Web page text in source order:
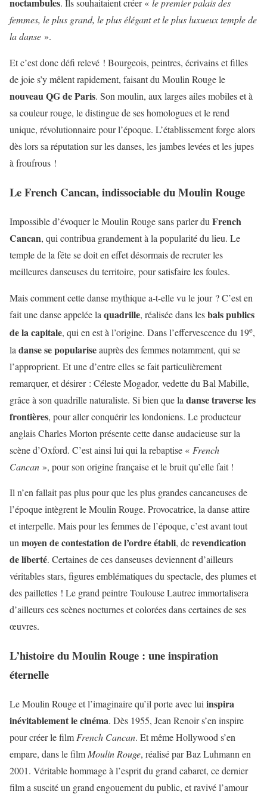
noctambules. Ils souhaitaient créer « le premier palais des
femmes, le plus grand, le plus élégant et le plus luxueux temple de
la danse ».
Et c’est donc défi relevé ! Bourgeois, peintres, écrivains et filles
de joie s’y mêlent rapidement, faisant du Moulin Rouge le
nouveau QG de Paris. Son moulin, aux larges ailes mobiles et à
sa couleur rouge, le distingue de ses homologues et le rend
unique, révolutionnaire pour l’époque. L’établissement forge alors
dès lors sa réputation sur les danses, les jambes levées et les jupes
à froufrous !
Le French Cancan, indissociable du Moulin Rouge
Impossible d’évoquer le Moulin Rouge sans parler du French
Cancan, qui contribua grandement à la popularité du lieu. Le
temple de la fête se doit en effet désormais de recruter les
meilleures danseuses du territoire, pour satisfaire les foules.
Mais comment cette danse mythique a-t-elle vu le jour ? C’est en
fait une danse appelée la quadrille, réalisée dans lesbals publics
de la capitale, qui en est à l’origine. Dans l’effervescence du 19e,
la danse se populariseauprès des femmes notamment, qui se
l’approprient. Et une d’entre elles se fait particulièrement
remarquer, et désirer : Céleste Mogador, vedette du Bal Mabille,
grâce à son quadrille naturaliste. Si bien que la danse traverse les
frontières, pour aller conquérir les londoniens. Le producteur
anglais Charles Morton présente cette danse audacieuse sur la
scène d’Oxford. C’est ainsi lui qui la rebaptise « French
Cancan », pour son origine française et le bruit qu’elle fait !
Il n’en fallait pas plus pour que les plus grandes cancaneuses de
l’époque intègrent le Moulin Rouge. Provocatrice, la danse attire
et interpelle. Mais pour les femmes de l’époque, c’est avant tout
unmoyen de contestation de l’ordre établi, derevendication
de liberté. Certaines de ces danseuses deviennent d’ailleurs
véritables stars, figures emblématiques du spectacle, des plumes et
des paillettes ! Le grand peintre Toulouse Lautrecimmortalisera
d’ailleurs ces scènes nocturnes et colorées dans certaines de ses
œuvres.
L’histoire du Moulin Rouge : une inspiration
éternelle
Le Moulin Rouge et l’imaginaire qu’il porte avec lui inspira
inévitablement le cinéma. Dès 1955, Jean Renoir s’en inspire
pour créer le film French Cancan. Et même Hollywood s’en
empare, dans le film Moulin Rouge, réalisé parBaz Luhmann en
2001. Véritable hommage à l’esprit du grand cabaret, ce dernier
film a suscité un grand engouement du public, et ravivé l’amour